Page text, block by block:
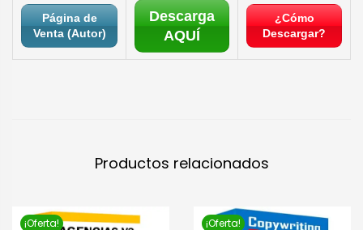
Página de
Venta (Autor)
Descarga
AQUÍ
¿Cómo
Descargar?
Productos relacionados
¡Oferta! ¡Oferta!